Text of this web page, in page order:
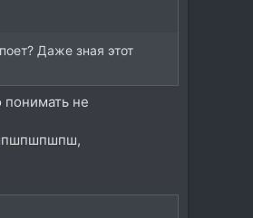
Даже зная этот
понимать не